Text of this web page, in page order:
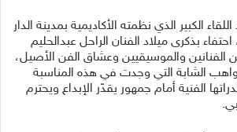
الكبير الذي نظمته الأكاديمية بمدينة الدار
21 يونيو، احتفاء بذكرى ميلاد الفنان الراحل عبدالحليم
والموسيقيين وعشاق الفن الأصيل،
الشابة التي وجدت في هذه المناسبة
الفنية أمام جمهور يقدّر الإبداع ويحترم